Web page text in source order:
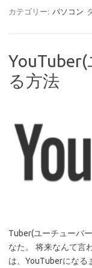
カテゴリー: パソコン
る方法
Tuber(ユーチューバ
なた。 将来なんて言
は、YouTuberにな